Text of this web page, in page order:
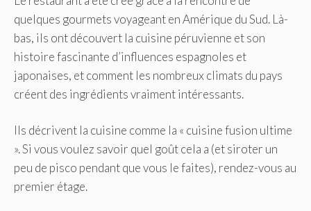
quelques gourmets voyageant en Amérique du Sud. Là-
bas, ils ont découvert la cuisine péruvienne et son
histoire fascinante d’influences espagnoles et
japonaises, et comment les nombreux climats du pays
créent des ingrédients vraiment intéressants.
Ils décrivent la cuisine comme la « cuisine fusion ultime
». Si vous voulez savoir quel goût cela a (et siroter un
peu de pisco pendant que vous le faites), rendez-vous au
premier étage.